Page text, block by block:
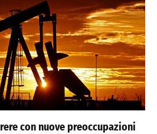
con nuove preoccupazioni